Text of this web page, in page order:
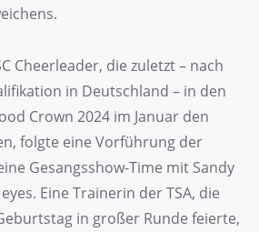
Cheerleader, die zuletzt – nach
in Deutschland – in den
Crown 2024 im Januar den
folgte eine Vorführung der
Gesangsshow-Time mit Sandy
Eine Trainerin der TSA, die
in großer Runde feierte,